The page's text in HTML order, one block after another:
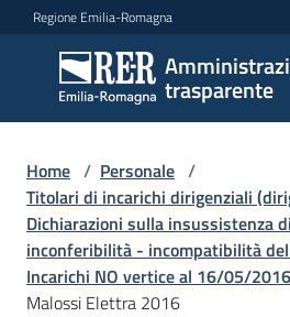
Vai al contenuto
Vai alla navigazione
Vai al footer
Regione Emilia-Romagna
trasparente
Amministrazione
trasparente
Sottosezioni
Accesso
Home / Personale /
Titolari di incarichi dirigenziali
Dichiarazioni sulla insussistenza
inconferibilità - incompatibilità
Incarichi NO vertice al 16/05/2016
Malossi Elettra 2016